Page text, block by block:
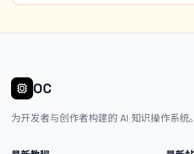
AI模特资产库的界面： <img
da69da9d72a8.webp" alt="1bb0d28b-
48b4-aeff-1bbd89afe9d3.webp"
832f-223aa6c6fa81" /> 这是提示词笔记的
（https://prompt.jintao.co.uk/share/
OC
为开发者与创作者构建的 AI 知识操作系统。